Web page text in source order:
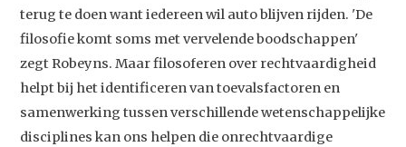
terug te doen want iedereen wil auto blijven rijden. 'De
filosofie komt soms met vervelende boodschappen'
zegt Robeyns. Maar filosoferen over rechtvaardigheid
helpt bij het identificeren van toevalsfactoren en
samenwerking tussen verschillende wetenschappelijke
disciplines kan ons helpen die onrechtvaardige